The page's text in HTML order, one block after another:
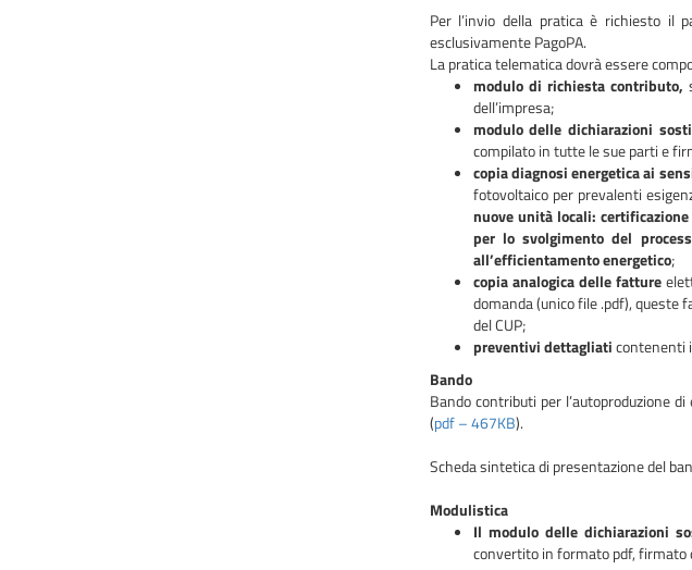
Per l’invio della pratica è richiesto il
esclusivamente PagoPA.
La pratica telematica dovrà essere
modulo di richiesta contributo,
dell’impresa;
modulo delle dichiarazioni
compilato in tutte le sue parti e
copia diagnosi energetica ai
fotovoltaico per prevalenti
nuove unità locali:
per lo svolgimento del
all’efficientamento energetico;
copia analogica delle fatture
domanda (unico file .pdf), queste
del CUP;
preventividettagliaticontenenti
Bando
Bando contributi per l’autoproduzione
(pdf – 467KB).
Scheda sintetica di presentazione del
Modulistica
Il modulo delle dichiarazioni
convertito in formato pdf, firmato